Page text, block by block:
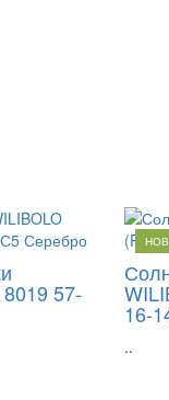
57-
16-
..